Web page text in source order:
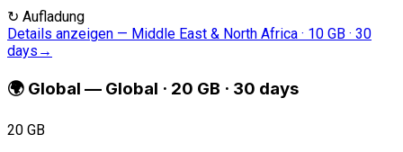
↻ Aufladung
Details anzeigen — Middle East & North Africa · 10 GB · 30
days →
🌍 Global — Global · 20 GB · 30 days
20 GB